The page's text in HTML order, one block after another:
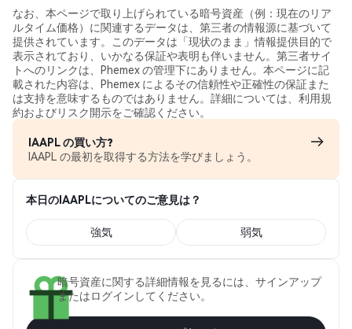
なお、本ページで取り上げられている暗号資産（例：現在のリア
ルタイム価格）に関連するデータは、第三者の情報源に基づいて
提供されています。このデータは「現状のまま」情報提供目的で
表示されており、いかなる保証や表明も伴いません。第三者サイ
トへのリンクは、Phemex の管理下にありません。本ページに記
載された内容は、Phemex によるその信頼性や正確性の保証また
は支持を意味するものではありません。詳細については、利用規
約およびリスク開示をご確認ください。
IAAPL の買い方?
IAAPL の最初を取得する方法を学びましょう。
本日のIAAPLについてのご意見は？
強気 弱気
暗号資産に関する詳細情報を見るには、サインアップ
またはログインしてください。